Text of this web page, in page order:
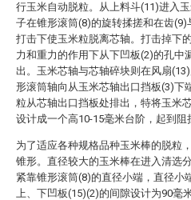
行玉米自动脱粒。从上料斗(11)进入
子在锥形滚筒(8)的旋转揉搓和在齿(9)
打击下使玉米粒脱离芯轴。打击掉下
力和重力的作用下从下凹板(2)的孔中
出。玉米芯轴与芯轴碎块则在风扇
形滚筒轴向从玉米芯轴出口挡板(3)下
粒从芯轴出口挡板处排出，特将玉米
设计成一个高10-15毫米台阶，起到阻
为了适应各种规格品种玉米棒的脱粒
锥形。直径较大的玉米棒在进入清选
紧靠锥形滚筒(8)的直径小端，直径小
上、下凹板(15)(2)的间隙设计为90毫